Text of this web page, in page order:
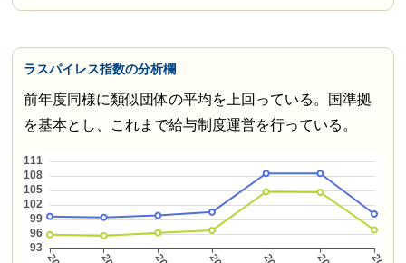
ラスパイレス指数の分析欄
前年度同様に類似団体の平均を上回っている。国準拠
を基本とし、これまで給与制度運営を行っている。